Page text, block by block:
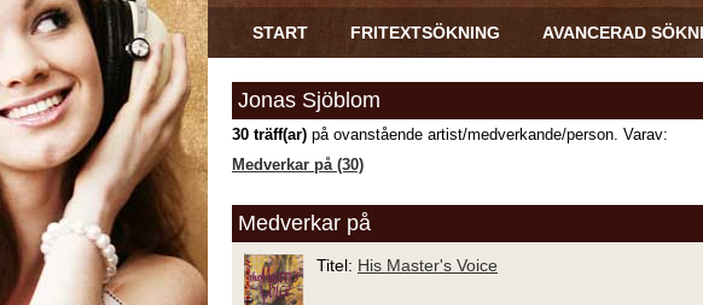
START FRITEXTSÖKNING AVANCERAD
Jonas Sjöblom
30 träff(ar) på ovanstående artist/medverkande/person. Varav:
Medverkar på (30)
Medverkar på
Titel: His Master's Voice